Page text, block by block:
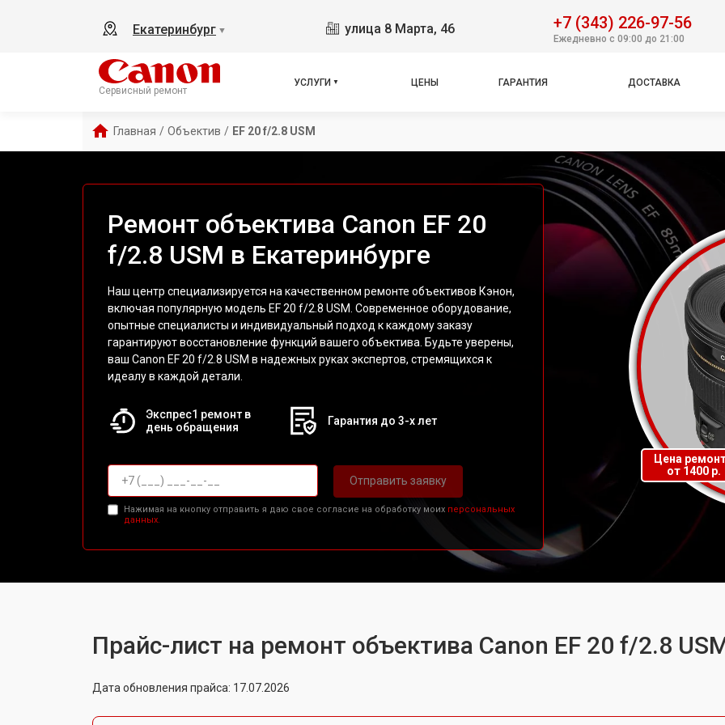
Екатеринбург ▼ улица 8 Марта, 46 +7 (343) 226-97-56
Ежедневно с 09:00 до 21:00
Сервисный ремонт
УСЛУГИ ЦЕНЫ ГАРАНТИЯ ДОСТАВКА
Главная / Объектив / EF 20 f/2.8 USM
Ремонт объектива Canon EF 20
f/2.8 USM в Екатеринбурге
Наш центр специализируется на качественном ремонте объективов Кэнон,
включая популярную модель EF 20 f/2.8 USM. Современное оборудование,
опытные специалисты и индивидуальный подход к каждому заказу
гарантируют восстановление функций вашего объектива. Будьте уверены,
ваш Canon EF 20 f/2.8 USM в надежных руках экспертов, стремящихся к
идеалу в каждой детали.
Экспрес1 ремонт в
день обращения
Гарантия до 3-х лет
Отправить заявку
Нажимая на кнопку отправить я даю свое согласие на обработку моих персональных
данных.
Цена
от 1400 р.
Прайс-лист на ремонт объектива Canon EF 20 f/2.8
Дата обновления прайса: 17.07.2026